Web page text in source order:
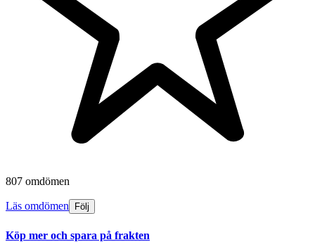
807 omdömen
Läs omdömen Följ
Köp mer och spara på frakten